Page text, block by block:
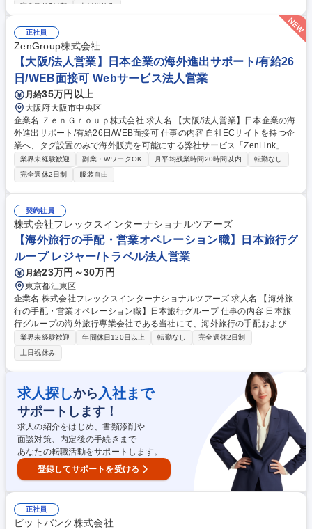
現地調達も可能であり、国内外から幅広く最適な提案ができる点が強みで
す。月1回～数ヶ月に1回程度の海外出張（約1週間）とオンライン会議を
併用し、グローバルに活躍できる環境です。 募集職種 【京都/海外営業】
英語力を活かし大手企業のモノづくりを支える
完全週休2日制
土日祝休み
正社員
ZenGroup株式会社
【大阪/法人営業】日本企業の海外進出サポート/有給26
日/WEB面接可 Webサービス法人営業
月給35万円以上
大阪府大阪市中央区
企業名 ＺｅｎＧｒｏｕｐ株式会社 求人名 【大阪/法人営業】日本企業の海
外進出サポート/有給26日/WEB面接可 仕事の内容 自社ECサイトを持つ企
業へ、タグ設置のみで海外販売を可能にする弊社サービス「ZenLink」を
提案します。初期費用無料で導入ハードルが低く、提案から導入サポート
まで越境ECの事業成長を伴走する営業職です。 「日本の優れた商品を世
界に届けたい」という思いを持つ企業様と向き合い、実現をサポートする
ことでお客様から感謝の声をいただくことのできる、やりがいのあるポジ
ションです。 当社には越境EC（海外へ商品を販売する取引のこと）に関
するノウハウが豊富にあるため、クライアントの成長に合わせて提案の幅
を広げられる“総合提案型営業”が可能です。 募集職種 【大阪/法人営業】
日本企業の海外進出サポート/有給26日/WEB面接可
業界未経験歓迎 副業・WワークOK 月平均残業時間20時間以内
転勤なし
完全週休2日制
服装自由
契約社員
株式会社フレックスインターナショナルツアーズ
【海外旅行の手配・営業オペレーション職】日本旅行グ
ループ レジャー/トラベル法人営業
月給23万円～30万円
東京都江東区
企業名 株式会社フレックスインターナショナルツアーズ 求人名 【海外旅
行の手配・営業オペレーション職】日本旅行グループ 仕事の内容 日本旅
行グループの海外旅行専業会社である当社にて、海外旅行の手配および営
業オペレーション業務をお任せいたします。具体的には、航空券の予約や
発券、ホテル等の地上関連手配、顧客対応などを行います。 海外旅行手配
業務（B2B、B2B2C、B2C）にて以下を網羅的に担当。■顧客（個人、法
人、旅行代理店等）からの問い合わせ対応や見積作成、要望ヒアリング業
務■GDS端末等を用いた国際航空券の予約・座席確保・各種オペレーショ
ン・発券実務全般■海外のホテルや現地交通手段等、地上関連における手
配・手配確認・変更管理業務。正確な作業で安心の旅を支えます。【業務
内容の変更範囲】当社の指定する業務 募集職種 【海外旅行の手配・営業
オペレーション職】日本旅行グループ
業界未経験歓迎 年間休日120日以上 転勤なし
完全週休2日制
土日祝休み
求人探しから 入社まで
サポートします！
求人の紹介をはじめ、書類添削や
面談対策、内定後の手続きまで
あなたの転職活動をサポートします。
登録してサポートを受ける
正社員
ビットバンク株式会社